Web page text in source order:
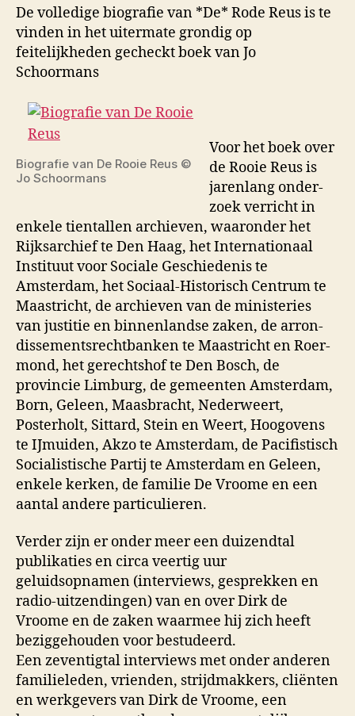
De volledige biografie van *De* Rode Reus is te
vinden in het uitermate grondig op
feitelijkheden gecheckt boek van Jo
Schoormans
Biografie van De Rooie Reus ©
Jo Schoormans
Voor het boek over
de Rooie Reus is
jarenlang onder­
zoek verricht in
enkele tien­tallen archieven, waaronder het
Rijksarchief te Den Haag, het Inter­nationaal
Instituut voor Sociale Geschiedenis te
Amsterdam, het Sociaal‑Historisch Centrum te
Maastricht, de archie­ven van de ministeries
van justitie en binnenlandse zaken, de arron­
dissementsrechtbanken te Maastricht en Roer­
mond, het gerechts­hof te Den Bosch, de
provincie Limburg, de gemeenten Amster­dam,
Born, Geleen, Maasbracht, Nederweert,
Posterholt, Sit­tard, Stein en Weert, Hoogovens
te IJmuiden, Akzo te Am­ster­dam, de Pacifistisch
Socialistische Partij te Amsterdam en Geleen,
enkele kerken, de familie De Vroome en een
aantal andere particulieren.
Verder zijn er onder meer een duizendtal
publikaties en circa veertig uur
geluidsopnamen (interviews, gesprekken en
radio‑uitzendingen) van en over Dirk de
Vroome en de zaken waarmee hij zich heeft
beziggehou­den voor bestu­deerd.
Een zeventigtal inter­views met onder anderen
familiele­den, vrienden, strijdmakkers, cliënten
en werkge­vers van Dirk de Vroome, een